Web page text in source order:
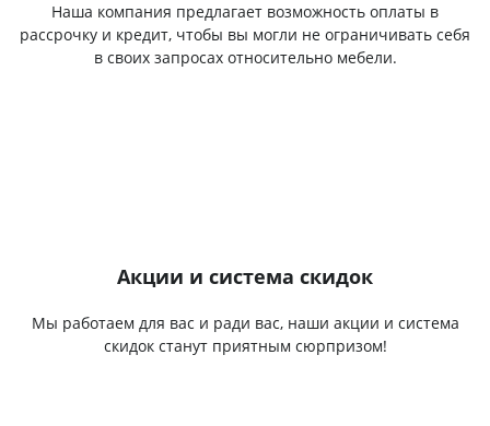
Наша компания предлагает возможность оплаты в
рассрочку и кредит, чтобы вы могли не ограничивать себя
в своих запросах относительно мебели.
Акции и система скидок
Мы работаем для вас и ради вас, наши акции и система
скидок станут приятным сюрпризом!